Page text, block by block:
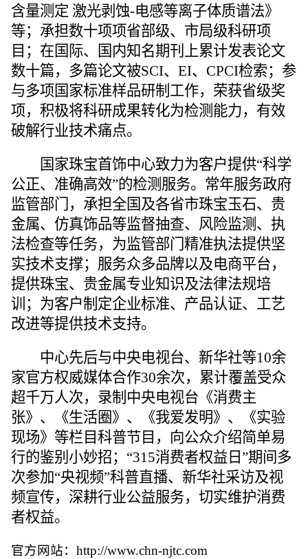
含量测定 激光剥蚀-电感等离子体质谱法》
等； 承担数十项项省部级、市局级科研项
目；在国际、国内知名期刊上累计发表论文
数十篇，多篇论文被SCI、 EI、CPCI检索； 参
与多项国家标准样品研制工作，荣获省级奖
项，积极将科研成果转化为检测能力，有效
破解行业技术痛点。
国家珠宝首饰中心致力为客户提供“科学
公正、准确高效”的检测服务。 常年服务政府
监管部门，承担全国及各省市珠宝玉石、贵
金属、仿真饰品等监督抽查、风险监测 、执
法检查等任务，为监管部门精准执法提供坚
实技术支撑； 服务众多品牌以及电商平台，
提供珠宝、贵金属专业知识及法律法规培
训；为客户制定企业标准、产品认证、工艺
改进等提供技术支持。
中心先后与中央电视台、新华社等10余
家官方权威媒体合作30余次，
累计覆盖受众
超千万人次， 录制 中央电视台《消费主
张》、《生活圈》、《我爱发明》、《实验
现场》等栏目科普节目，向公众介绍简单易
行的鉴别小妙招； “315消费者权益日”期间多
次参加“央视频”科普直播、 新华社采访及视
频宣传， 深耕行业公益服务，切实维护消费
者权益。
官方网站： http://www.chn-njtc.com